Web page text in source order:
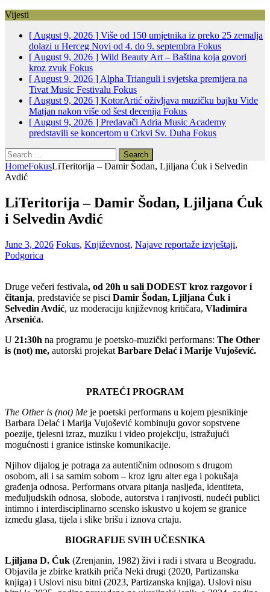
Vijesti
[ August 9, 2026 ] Više od 150 umjetnika iz preko 25 zemalja
dolazi u Herceg Novi od 4. do 9. septembra Fokus
[ August 9, 2026 ] Wild Beauty Art – Baština koja govori
kroz zvuk Fokus
[ August 9, 2026 ] Alpha Trianguli i svjetska premijera na
Tivat Music Festivalu Fokus
[ August 9, 2026 ] KotorArtić oživljava muzičku bajku Vide
Matjan nakon više od šest decenija Fokus
[ August 9, 2026 ] Predavači Adria Music Academy
predstavili se koncertom u Crkvi Sv. Duha Fokus
Search
for:
HomeFokusLiTeritorija – Damir Šodan, Ljiljana Ćuk i Selvedin
Avdić
LiTeritorija – Damir Šodan, Ljiljana Ćuk
i Selvedin Avdić
June 3, 2026 Fokus, Književnost, Najave reportaže izvještaji,
Podgorica
Druge večeri festivala, od 20h u sali DODEST kroz razgovor i
čitanja, predstaviće se pisci Damir Šodan, Ljiljana Ćuk i
Selvedin Avdić, uz moderaciju književnog kritičara, Vladimira
Arsenića.
U 21:30h na programu je poetsko-muzički performans: The Other
is (not) me, autorski projekat Barbare Delać i Marije Vujošević.
PRATEĆI PROGRAM
The Other is (not) Me je poetski performans u kojem pjesnikinje
Barbara Delać i Marija Vujošević kombinuju govor sopstvene
poezije, tjelesni izraz, muziku i video projekciju, istražujući
mogućnosti i granice istinske komunikacije.
Njihov dijalog je potraga za autentičnim odnosom s drugom
osobom, ali i sa samim sobom – kroz igru alter ega i pokušaja
građenja odnosa. Performans otvara pitanja nasljeđa, identiteta,
međuljudskih odnosa, slobode, autorstva i ranjivosti, nudeći publici
intimno i interdisciplinarno scensko iskustvo u kojem se granice
između glasa, tijela i slike brišu i iznova crtaju.
BIOGRAFIJE SVIH UČESNIKA
Ljiljana D. Ćuk (Zrenjanin, 1982) živi i radi i stvara u Beogradu.
Objavila je zbirke kratkih priča Neki drugi (2020, Partizanska
knjiga) i Uslovi nisu bitni (2023, Partizanska knjiga). Uslovi nisu